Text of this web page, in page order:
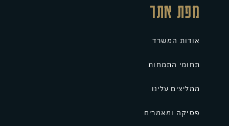
מפת אתר
אודות המשרד
תחומי התמחות
ממליצים עלינו
פסיקה ומאמרים